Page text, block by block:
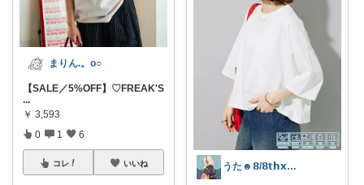
まりん.。o○
【SALE／5%OFF】♡FREAK'S
...
￥ 3,593
0 1 6
コレ いいね うた☻𝟴/𝟴𝘁𝗵𝘅ᜊ⍤⃝ᜊ